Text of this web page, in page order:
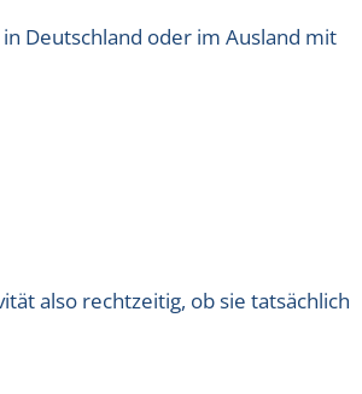
Deutschland oder im Ausland mit
also rechtzeitig, ob sie tatsächlich